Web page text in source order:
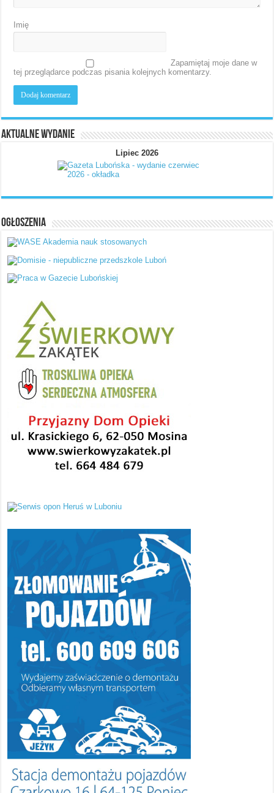
Imię
Zapamiętaj moje dane w
tej przeglądarce podczas pisania kolejnych komentarzy.
Aktualne wydanie
Lipiec 2026
Ogłoszenia